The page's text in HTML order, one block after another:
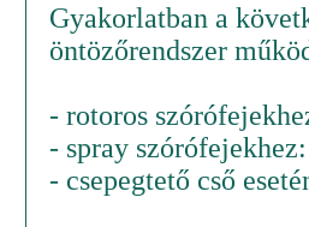
Gyakorlatban a
öntözőrendszer
- rotoros
- spray
- csepegtető cső